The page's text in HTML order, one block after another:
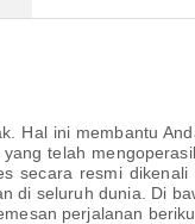
Hal ini membantu
telah
secara resmi
seluruh dunia. Di
perjalanan